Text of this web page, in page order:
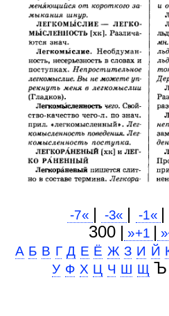
-7« | -3« | -1«
300 | »+1 |
А Б В Г Д Е Ё Ж З И Й
У Ф Х Ц Ч Ш Щ Ъ